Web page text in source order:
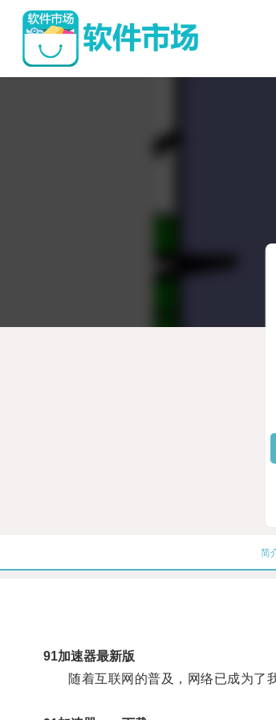
简
91加速器最新版
随着互联网的普及，网络已成为了我